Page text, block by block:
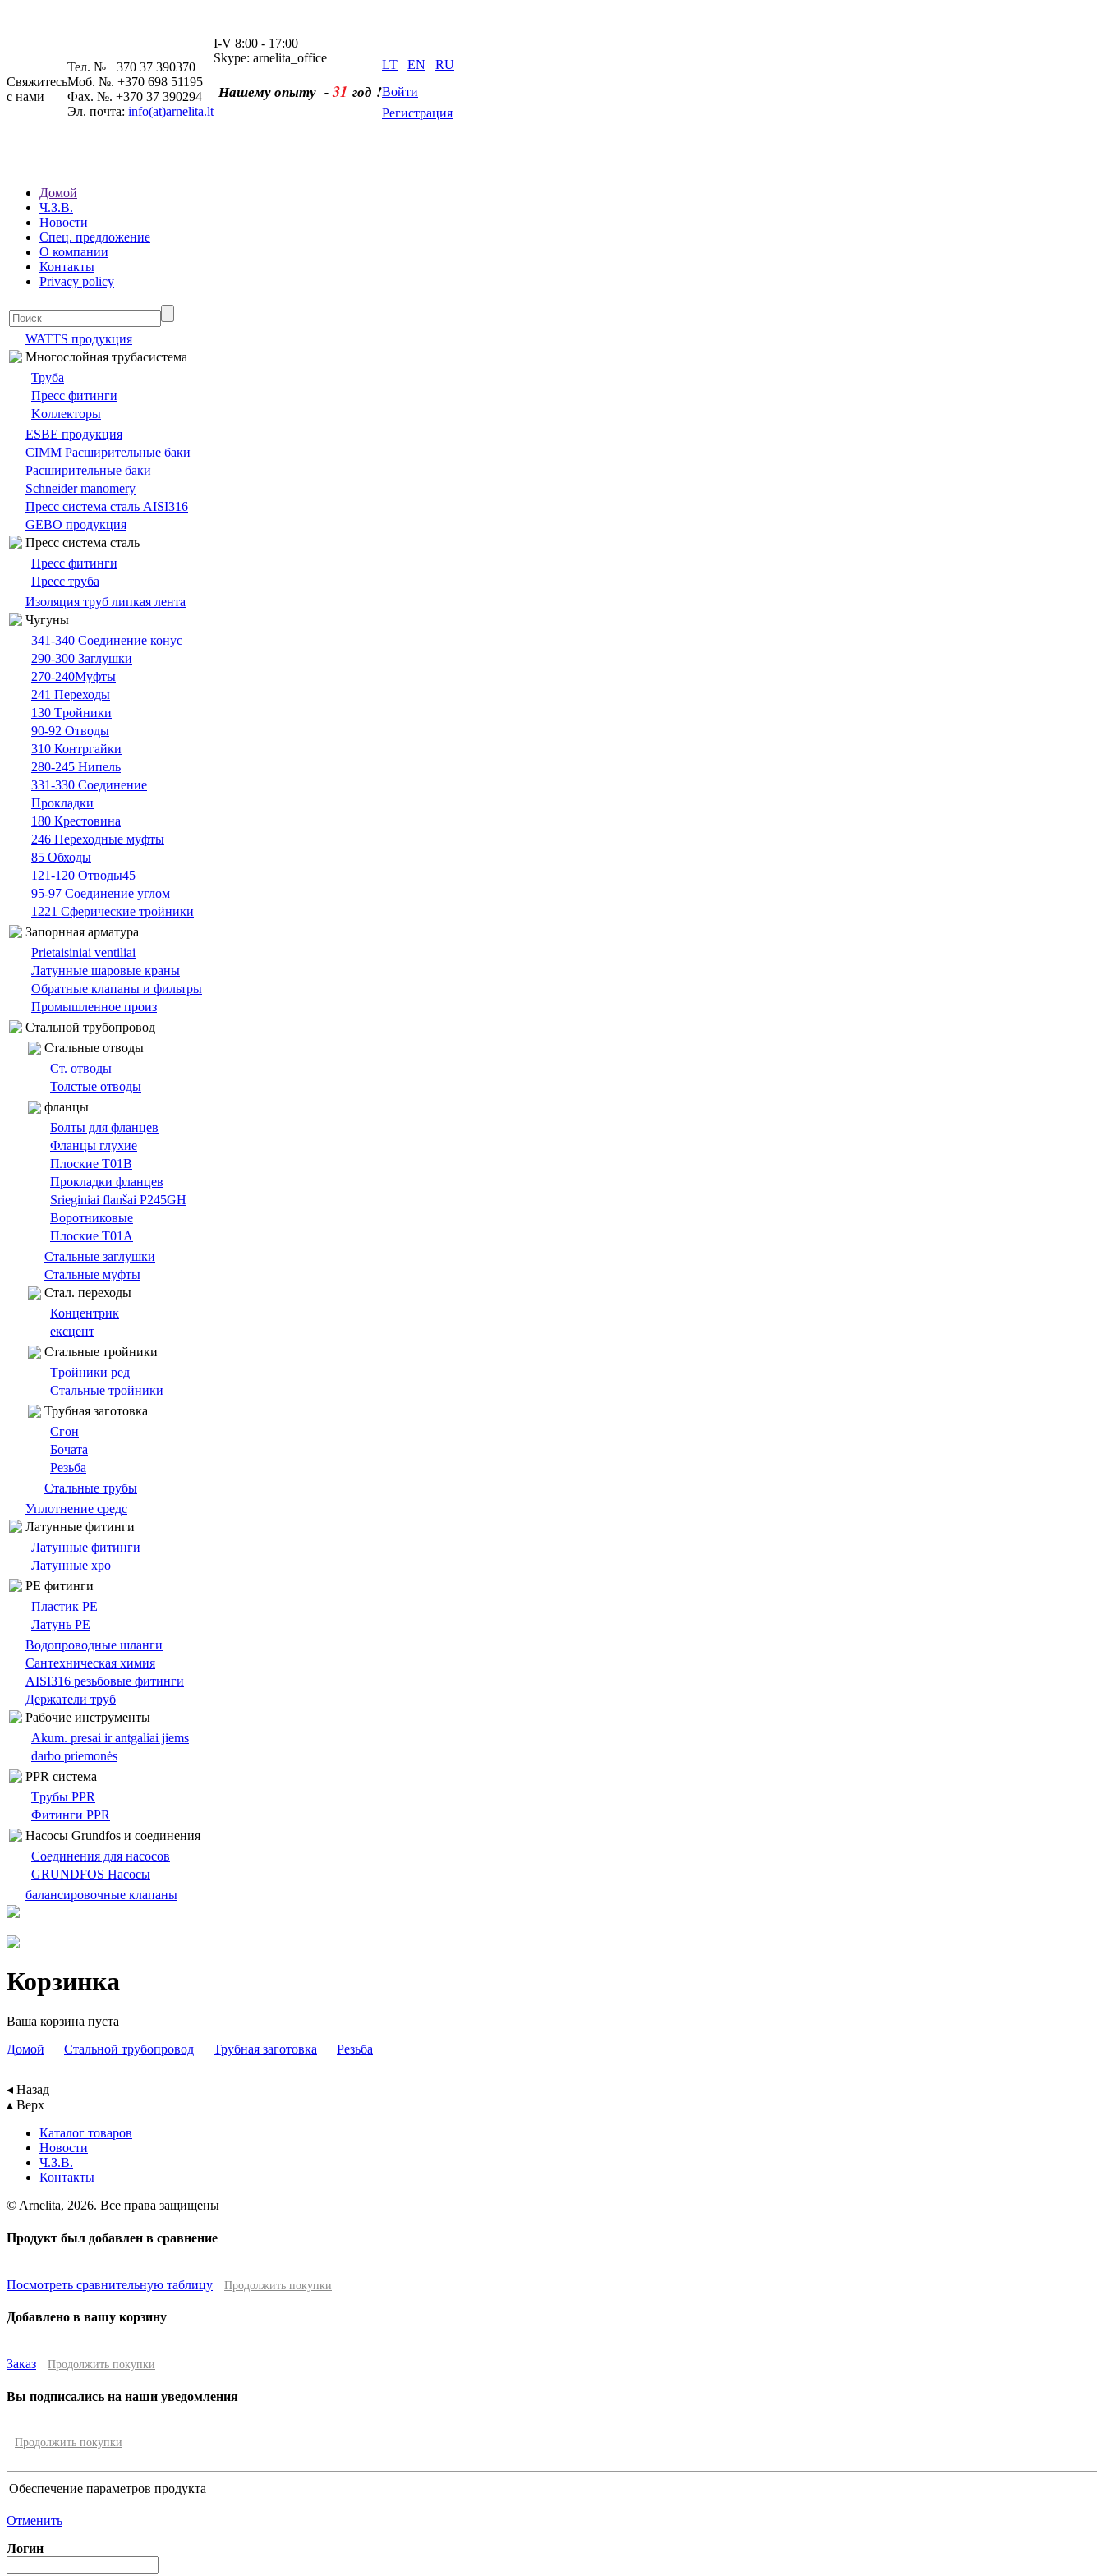
Свяжитесь
с нами
Тел. № +370 37 390370
Моб. №. +370 698 51195
Фах. №. +370 37 390294
Эл. почта: info(at)arnelita.lt
I-V 8:00 - 17:00
Skype: arnelita_office
Нашему опыту -31 год !
LT EN
RU
Войти
Регистрация
Домой
Ч.З.В.
Новости
Спец. предложение
О компании
Контакты
Privacy policy
WATTS продукция
Многослойная трубасистема
Труба
Пресс фитинги
Kоллекторы
ESBE продукция
CIMM Расширительные баки
Расширительные баки
Schneider manomery
Пресс система сталь AISI316
GEBO продукция
Пресс система сталь
Пресс фитинги
Пресс труба
Изоляция труб липкая лента
Чугуны
341-340 Cоединение конус
290-300 Заглушки
270-240Муфты
241 Переходы
130 Tройники
90-92 Отводы
310 Контргайки
280-245 Нипель
331-330 Cоединение
Прокладки
180 Крестовина
246 Переходные муфты
85 Oбходы
121-120 Отводы45
95-97 Cоединение углом
1221 Сферические тройники
Запорнная арматура
Prietaisiniai ventiliai
Латунные шаровые краны
Обратные клапаны и фильтры
Промышленное произ
Cтальной трубопровод
Cтальные oтводы
Ст. отводы
Толстые oтводы
фланцы
Болты для фланцев
Фланцы глухие
Плоские T01B
Прокладки фланцев
Srieginiai flanšai P245GH
Bоротниковыe
Плоские T01A
Cтальные заглушки
Стальные муфты
Cтал. переходы
Концентрик
ексцент
Стальные тройники
Tройники ред
Стальные тройники
Трубная заготовка
Сгон
Бочата
Резьбa
Стальные трубы
Уплотнение средс
Латунные фитинги
Латунные фитинги
Латунные хро
PE фитинги
Пластик PE
Латунь PE
Bодопроводныe шланги
Сантехническая химия
AISI316 резьбовые фитинги
Держатели труб
Pабочие инструменты
Akum. presai ir antgaliai jiems
darbo priemonės
PPR система
Tрубы PPR
Фитинги PPR
Насосы Grundfos и соединения
Cоединения для насосов
GRUNDFOS Насосы
балансировочныe клапаны
Корзинка
Ваша корзина пуста
Домой
Cтальной трубопровод Трубная заготовка Резьбa
◂ Назад
▴ Верх
Каталог товаров
Новости
Ч.З.В.
Контакты
© Arnelita, 2026. Все права защищены
Продукт был добавлен в сравнение
Посмотреть сравнительную таблицу Продолжить покупки
Добавлено в вашу корзину
Заказ Продолжить покупки
Вы подписались на наши уведомления
Продолжить покупки
Обеспечение параметров продукта
Отменить
Логин